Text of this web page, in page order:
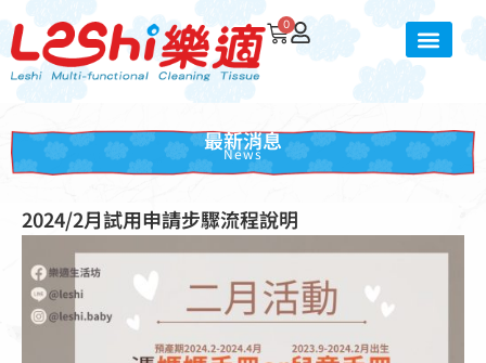
0
最新消息
News
2024/2月試用申請步驟流程說明